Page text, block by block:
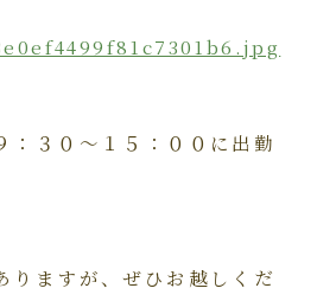
３０～１５：００に出勤
りますが、ぜひお越しくだ